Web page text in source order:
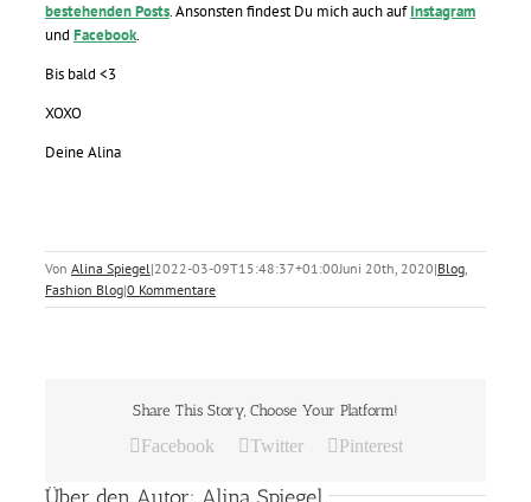
bestehenden Posts. Ansonsten findest Du mich auch aufInstagram
und Facebook.
Bis bald <3
XOXO
Deine Alina
Von Alina Spiegel|2022-03-09T15:48:37+01:00Juni 20th, 2020|Blog,
Fashion Blog|0 Kommentare
Share This Story, Choose Your Platform!
Facebook Twitter Pinterest